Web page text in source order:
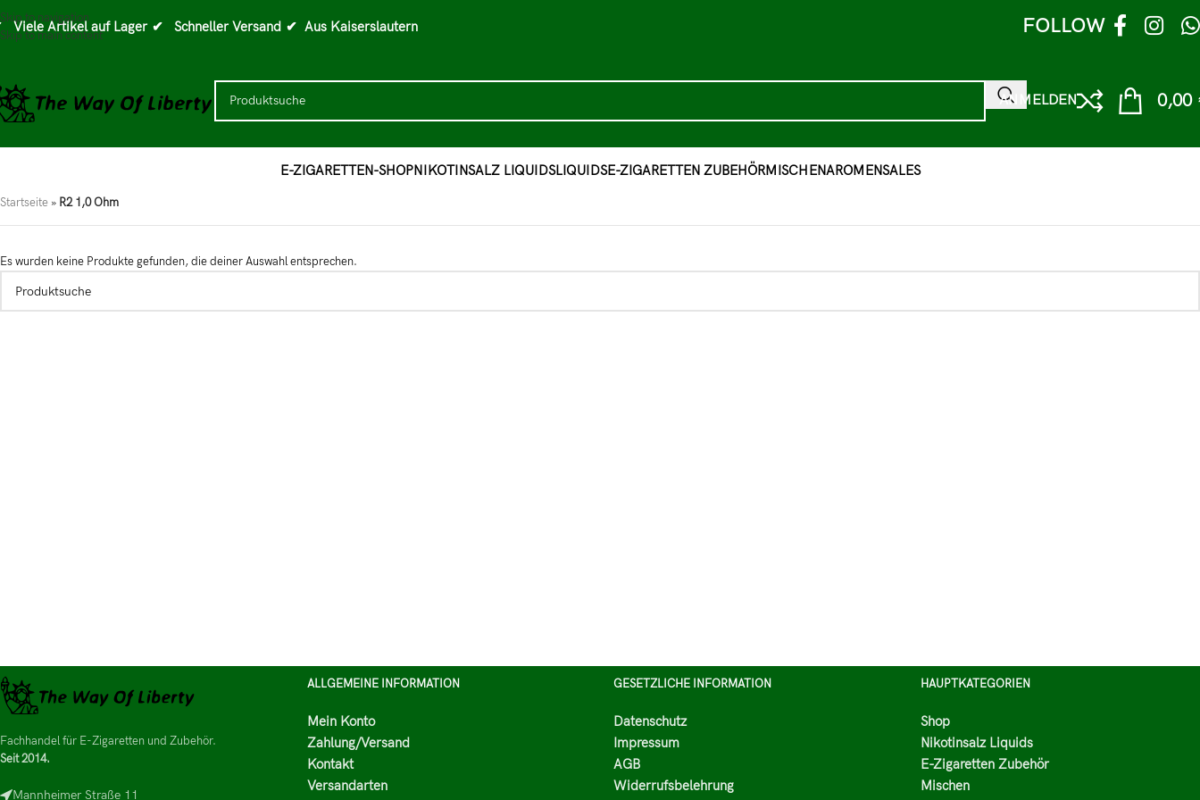
Skip to navigation
Skip to main content
Viele Artikel auf Lager ✔ Schneller Versand ✔ Aus Kaiserslautern FOLLOW
ANMELDEN 0,00
E-ZIGARETTEN-SHOPNIKOTINSALZ LIQUIDSLIQUIDSE-ZIGARETTEN ZUBEHÖRMISCHENAROMENSALES
Startseite » R2 1,0 Ohm
Es wurden keine Produkte gefunden, die deiner Auswahl entsprechen.
Fachhandel für E-Zigaretten und Zubehör.
Seit 2014.
Mannheimer Straße 11
ALLGEMEINE INFORMATION
Mein Konto
Zahlung/Versand
Kontakt
Versandarten
GESETZLICHE INFORMATION
Datenschutz
Impressum
AGB
Widerrufsbelehrung
HAUPTKATEGORIEN
Shop
Nikotinsalz Liquids
E-Zigaretten Zubehör
Mischen